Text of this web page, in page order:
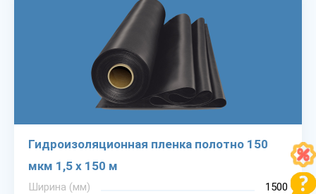
Гидроизоляционная пленка полотно 150
мкм 1,5 х 150 м
Ширина (мм)
1500